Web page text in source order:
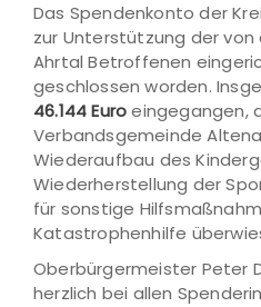
Das Spendenkonto der
zur Unterstützung der
Ahrtal Betroffenen
geschlossen worden.
46.144 Euroeingegangen,
Verbandsgemeinde
Wiederaufbau des
Wiederherstellung der
für sonstige
Katastrophenhilfe
Oberbürgermeister Peter
herzlich bei allen